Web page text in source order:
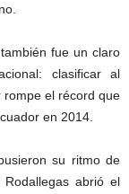
fue un claro
clasificar al
rompe el récord que
en 2014.
su ritmo de
abrió el